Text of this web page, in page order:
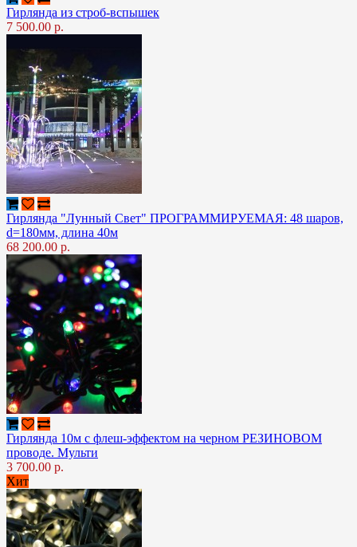
Гирлянда из строб-вспышек
7 500.00 р.
Гирлянда "Лунный Свет" ПРОГРАММИРУЕМАЯ: 48 шаров,
d=180мм, длина 40м
68 200.00 р.
Гирлянда 10м с флеш-эффектом на черном РЕЗИНОВОМ
проводе. Мульти
3 700.00 р.
Хит